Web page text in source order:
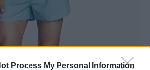
Process My Personal Information